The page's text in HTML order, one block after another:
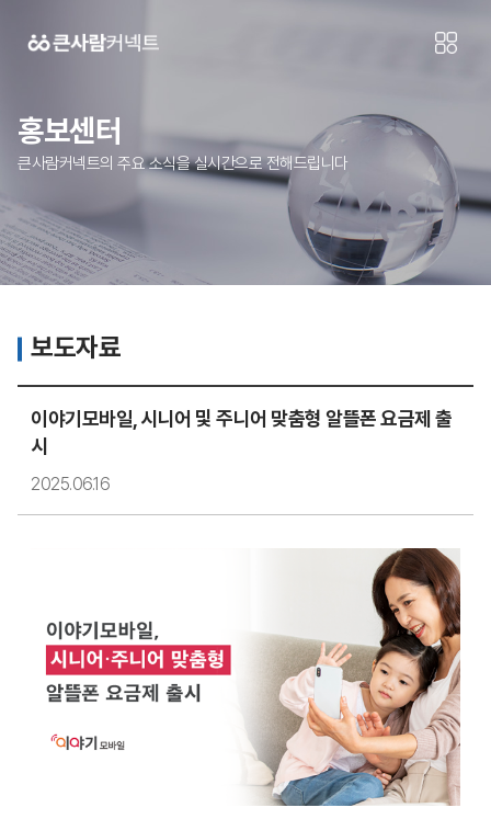
홍보센터
큰사람커넥트의 주요 소식을 실시간으로 전해드립니다
보도자료
이야기모바일, 시니어 및 주니어 맞춤형 알뜰폰 요금제 출
시
2025.06.16